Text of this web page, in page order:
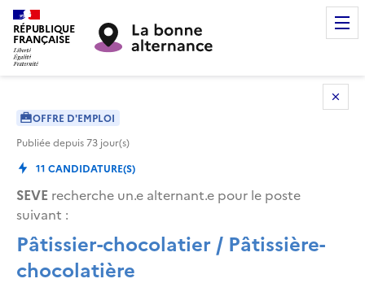
RÉPUBLIQUE
FRANÇAISE
OFFRE D'EMPLOI
Publiée depuis73 jour(s)
11 CANDIDATURE(S)
SEVE recherche un.e alternant.e pour le poste
suivant :
Pâtissier-chocolatier / Pâtissière-
chocolatière